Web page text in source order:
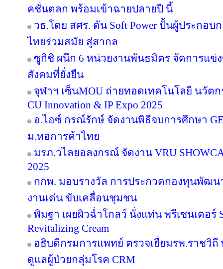
คชั่นตลก พร้อมเข้าฉายปลายปี นี้
วธ.โดย สศร. ดัน Soft Power ปั้นผู้ประกอ
ไทยร่วมสมัย สู่สากล
ซูกิชิ ผนึก 6 หน่วยงานพันธมิตร จัดการแ
สังคมที่ยั่งยืน
จุฬาฯ เซ็นMOU ถ่ายทอดเทคโนโลยี นวัต
CU Innovation & IP Expo 2025
อ.ไอซ์ กรณ์รักษ์ จัดงานพิธีจบการศึกษา
ม.หอการค้าไทย
มรภ.วไลยอลงกรณ์ จัดงาน VRU
2025
กกพ. มอบรางวัล การประกวดกองทุนพัฒน
งานเด่น ขับเคลื่อนชุมชน
พิมฐา เผยผิวฉ่ำโกลว์ นั่งแท่น พรีเซนเตอร์
Revitalizing Cream
อธิบดีกรมการแพทย์ ตรวจเยื่ยมรพ.ราชวิ
ดูแลผู้ป่วยกลุ่มโรค CRM